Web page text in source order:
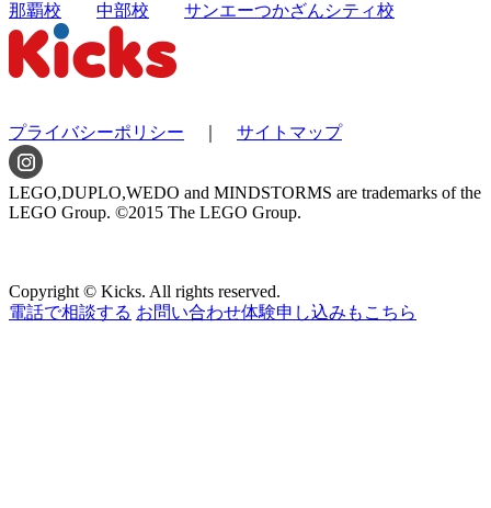
那覇校
中部校 サンエーつかざんシティ校
プライバシーポリシー サイトマップ
LEGO,DUPLO,WEDO and MINDSTORMS are trademarks of the
LEGO Group. ©2015 The LEGO Group.
Copyright © Kicks. All rights reserved.
電話で相談する お問い合わせ体験申し込みもこちら